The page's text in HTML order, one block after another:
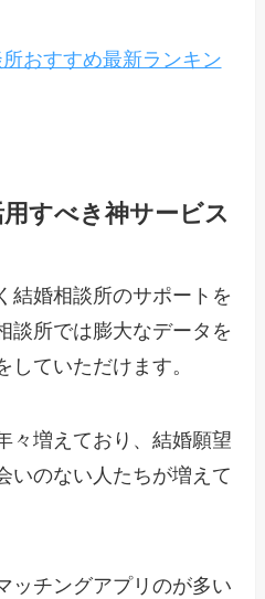
おすすめ最新ランキン
すべき神サービス
結婚相談所のサポートを
談所では膨大なデータを
していただけます。
々増えており、結婚願望
いのない人たちが増えて
ッチングアプリのが多い